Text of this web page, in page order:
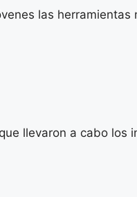
las
llevaron a cabo los